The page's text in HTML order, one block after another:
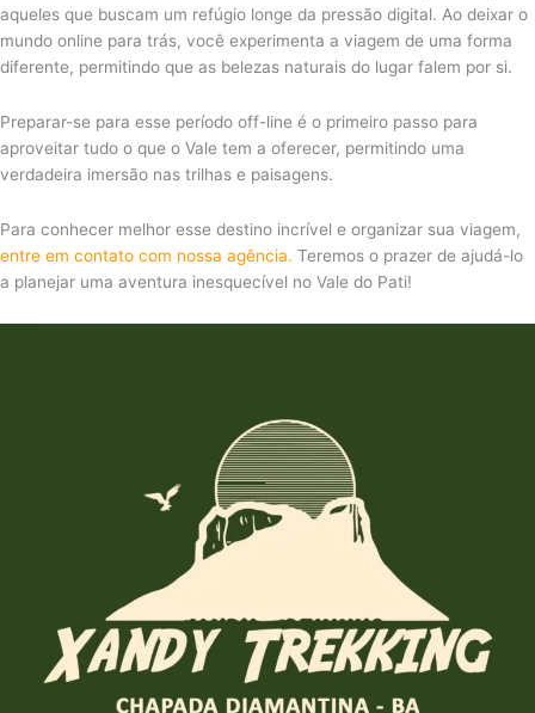
aqueles que buscam um refúgio longe da pressão digital. Ao deixar o
mundo online para trás, você experimenta a viagem de uma forma
diferente, permitindo que as belezas naturais do lugar falem por si.
Preparar-se para esse período off-line é o primeiro passo para
aproveitar tudo o que o Vale tem a oferecer, permitindo uma
verdadeira imersão nas trilhas e paisagens.
Para conhecer melhor esse destino incrível e organizar sua viagem,
entre em contato com nossa agência. Teremos o prazer de ajudá-lo
a planejar uma aventura inesquecível no Vale do Pati!